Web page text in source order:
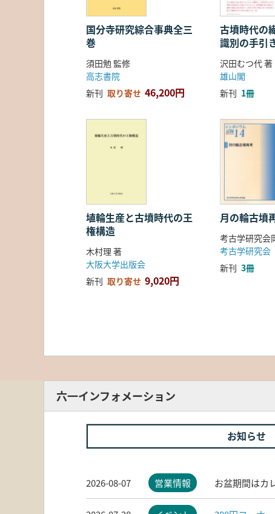
国分寺研究綜合事典全三
巻
須田勉 監修
高志書院
新刊 取り寄せ 46,200円
古墳時代の
識別の手引
沢田むつ代 著
雄山閣
新刊 1冊
埴輪生産と古墳時代の王
権構造
木村理 著
大阪大学出版会
新刊 取り寄せ 9,020円
月の輪古墳
考古学研究会
考古学研究会
新刊 3冊
六一インフォメーション
お知らせ
2026-08-07 営業情報 お盆期間はカ